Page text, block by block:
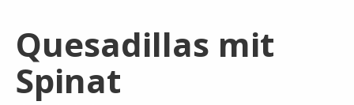
Quesadillas mit
Spinat